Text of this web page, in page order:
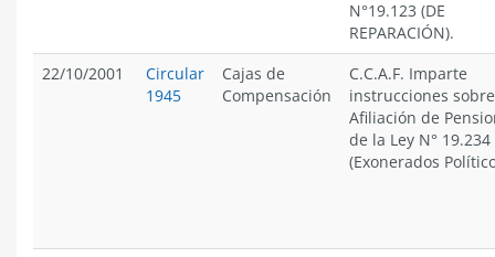
N°19.123 (DE
REPARACIÓN).
22/10/2001
Circular
1945
Cajas de
Compensación
C.C.A.F. Imparte
instrucciones sobre
Afiliación de
de la Ley N° 19.234
(Exonerados